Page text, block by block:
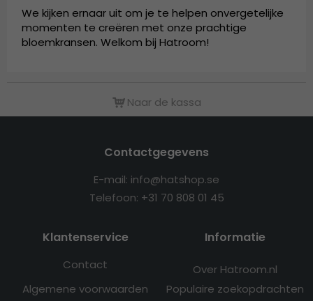
We kijken ernaar uit om je te helpen onvergetelijke
momenten te creëren met onze prachtige
bloemkransen. Welkom bij Hatroom!
Naar de kassa
Contactgegevens
E-mail: info@hatshop.se
Telefoon: +31 70 808 01 45
Klantenservice
Contact
Algemene voorwaarden
Informatie
Over Hatroom.nl
Populaire zoekopdrachten